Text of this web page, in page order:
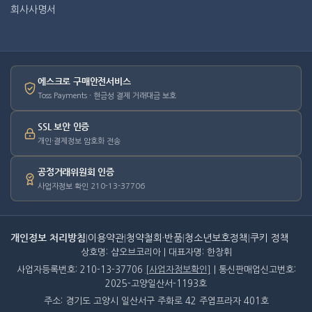
회사사명서
에스크로 구매안전서비스
Toss Payments · 현금성 결제 거래대금 보호
SSL 보안 인증
개인·결제정보 암호화 전송
공정거래위원회 인증
사업자정보 확인 210-13-37706
개인정보 처리방침 이용약관 청약철회·반품 청소년보호정책 쿠키 정책
상호명: 샵오브코리아 | 대표자명: 한창휘
사업자등록번호: 210-13-37706
[사업자정보확인]
| 통신판매업신고번호:
2025-고양일산서-1193호
주소: 경기도 고양시 일산서구 주화로 42 주엽프라자 401호